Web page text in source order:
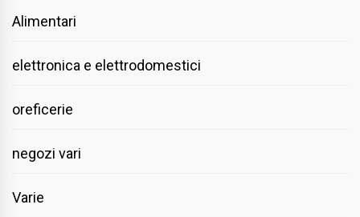
Alimentari
elettronica e elettrodomestici
oreficerie
negozi vari
Varie